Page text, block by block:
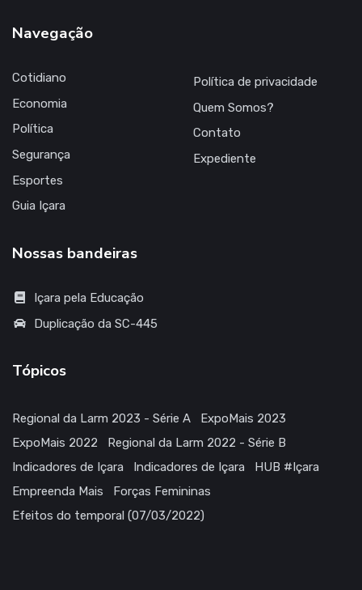
Navegação
Cotidiano
Economia
Política
Segurança
Esportes
Guia Içara
Política de privacidade
Quem Somos?
Contato
Expediente
Nossas bandeiras
Içara pela Educação
Duplicação da SC-445
Tópicos
Regional da Larm 2023 - Série A
ExpoMais 2023
ExpoMais 2022
Regional da Larm 2022 - Série B
Indicadores de Içara
Indicadores de Içara
HUB #Içara
Empreenda Mais
Forças Femininas
Efeitos do temporal (07/03/2022)